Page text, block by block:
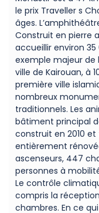
le prix Traveller s
âges.
Construit en pierre
accueillir environ
exemple majeur de
ville de Kairouan, à
première ville
nombreux
traditionnels. Les
bâtiment principal
construit en 2010
entièrement
ascenseurs, 447
personnes à
Le contrôle
compris la
chambres. En ce